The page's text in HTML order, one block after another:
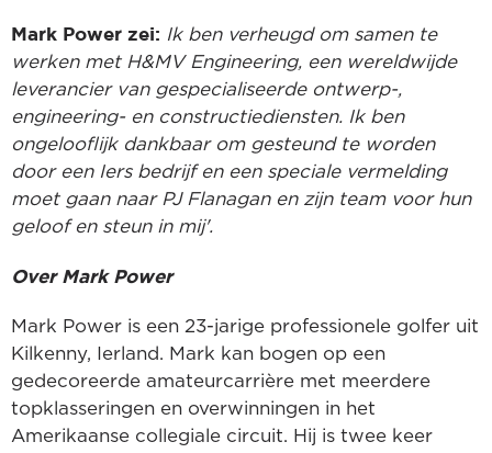
Mark Power zei: Ik ben verheugd om samen te
werken met H&MV Engineering, een wereldwijde
leverancier van gespecialiseerde ontwerp-,
engineering- en constructiediensten. Ik ben
ongelooflijk dankbaar om gesteund te worden
door een Iers bedrijf en een speciale vermelding
moet gaan naar PJ Flanagan en zijn team voor hun
geloof en steun in mij'.
Over Mark Power
Mark Power is een 23-jarige professionele golfer uit
Kilkenny, Ierland. Mark kan bogen op een
gedecoreerde amateurcarrière met meerdere
topklasseringen en overwinningen in het
Amerikaanse collegiale circuit. Hij is twee keer